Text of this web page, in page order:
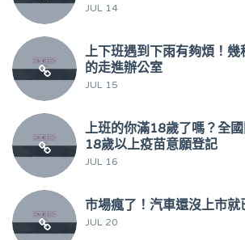
JUL 14
上下班遇到下雨有夠煩！幾
的走進辦公室
JUL 15
上班的你滿18歲了嗎？全
18歲以上疫苗意願登記
JUL 16
市場瘋了！汽車還沒上市就
JUL 20